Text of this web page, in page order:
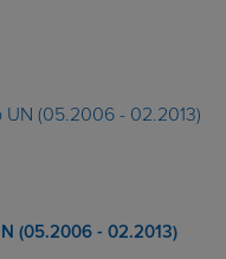
(05.2006 - 02.2013)